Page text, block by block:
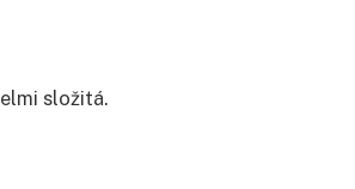
složitá.